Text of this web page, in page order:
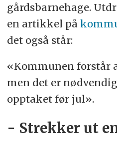
gårdsbarnehage.
en artikkel på
det også står:
«Kommunen forstår
men det er
opptaket før jul».
- Strekker ut